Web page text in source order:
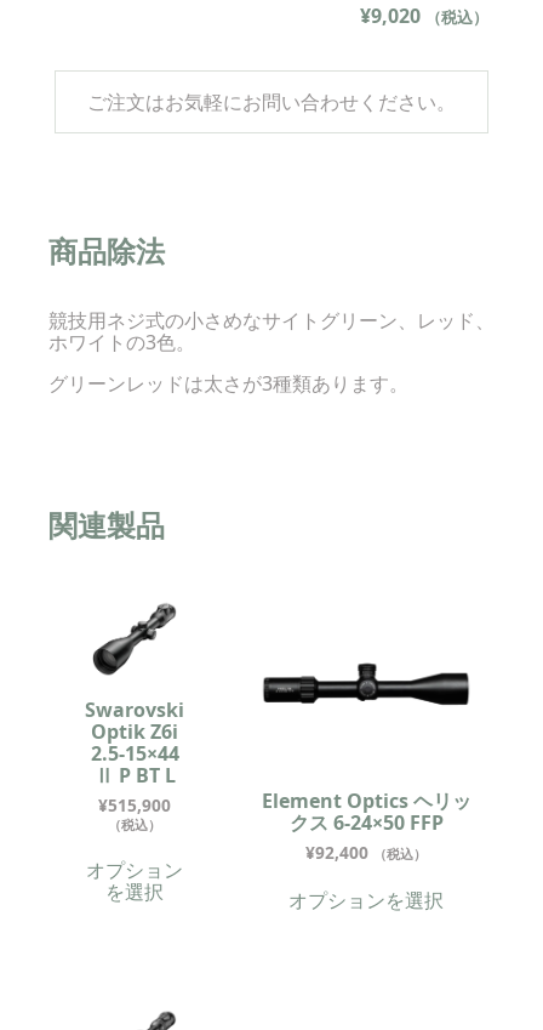
¥9,020 （税込）
ご注文はお気軽にお問い合わせください。
商品除法
競技用ネジ式の小さめなサイトグリーン、レッド、
ホワイトの3色。
グリーンレッドは太さが3種類あります。
関連製品
Swarovski
Optik Z6i
2.5-15×44
Ⅱ P BT L
¥515,900
（税込）
オプション
を選択
Element Optics ヘリッ
クス 6-24×50 FFP
¥92,400 （税込）
オプションを選択